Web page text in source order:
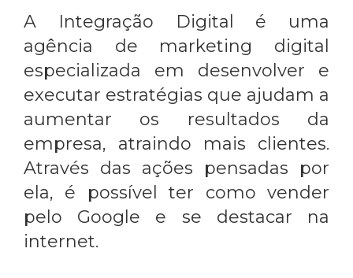
A Integração Digital é uma
agência de marketing digital
especializada em desenvolver e
executar estratégias que ajudam a
aumentar os resultados da
empresa, atraindo mais clientes.
Através das ações pensadas por
ela, é possível ter como vender
pelo Google e se destacar na
internet.